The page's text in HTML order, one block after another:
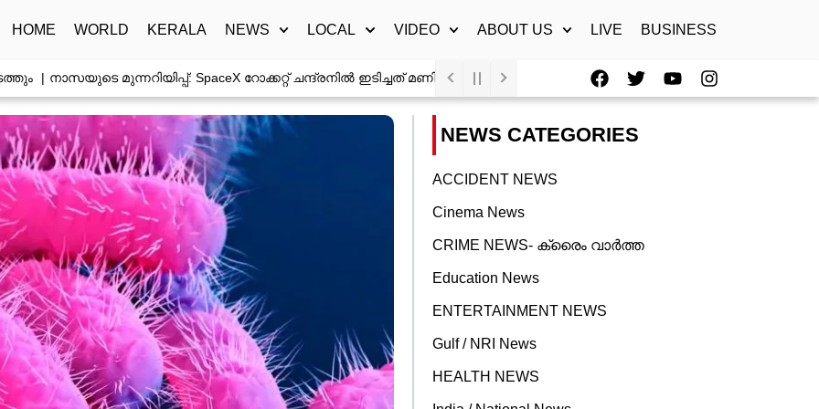
HOME WORLD KERALA NEWS LOCAL VIDEO ABOUT US LIVE BUSINESS
നാസയുടെ മുന്നറിയിപ്പ്: SpaceX റോക്കറ്റ് ചന്ദ്രനിൽ ഇടിച്ചത് മണിക്കൂറിൽ 8700 കി.മീ വേഗത്തിൽ നൃത്താധ്യാപിക ലോഡ്ജ് മുറിയിൽ
F
a
c
e
b
T
w
i
t
t
Y
o
u
I
n
s
NEWS CATEGORIES
ACCIDENT NEWS
Cinema News
CRIME NEWS- ക്രൈം വാർത്ത
Education News
ENTERTAINMENT NEWS
Gulf / NRI News
HEALTH NEWS